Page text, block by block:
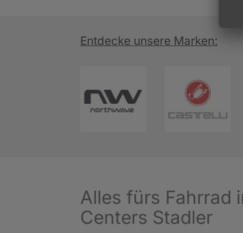
Entdecke unsere Marken:
Alles fürs Fahrrad
Centers Stadler